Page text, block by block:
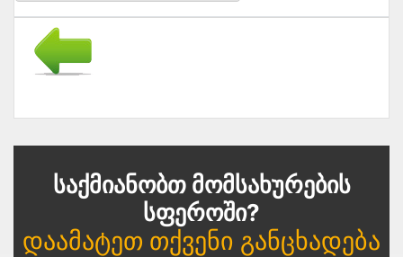
Საქმიანობთ Მომსახურების
Სფეროში?
Დაამატეთ Თქვენი Განცხადება